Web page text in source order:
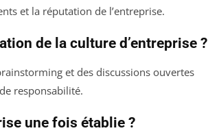
et la réputation de l’entreprise.
de la culture d’entreprise ?
et des discussions ouvertes
responsabilité.
une fois établie ?